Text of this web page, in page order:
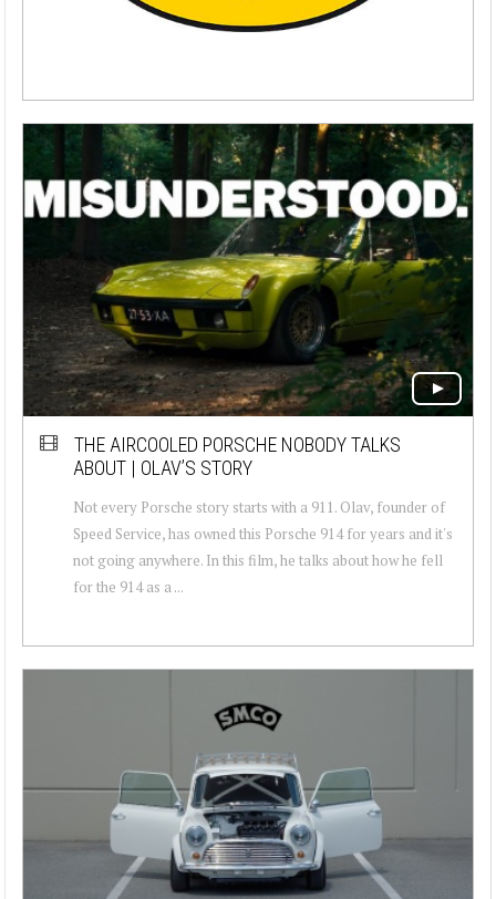
THE AIRCOOLED PORSCHE NOBODY TALKS
ABOUT | OLAV’S STORY
Not every Porsche story starts with a 911. Olav, founder of
Speed Service, has owned this Porsche 914 for years and it's
not going anywhere. In this film, he talks about how he fell
for the 914 as a ...